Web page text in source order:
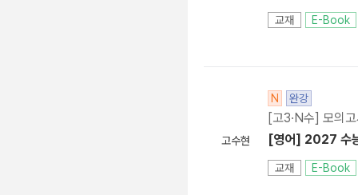
교재 E-Book
고수현
N 완강
[고3·N수] 모의
[영어] 2027 수
교재 E-Book